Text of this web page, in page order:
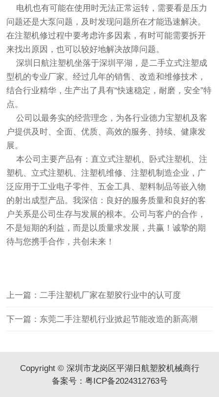
电机也有可能在使用时无法正常运转，需要看是压力
问题还是大泵问题，及时发现问题所在才能迅速解决。
在注塑机修过程中要考虑许多因素，有时可能需要拆开
来找出原因，也可以较好地解决故障问题。
深圳日航注塑机坐落于深圳平湖，是二手立式注塑成
型机的专业厂家。经过几年的销售、改造和维修技术，
结合行业精华，生产出了具有“快速稳定，耐磨，安全”特
点。
公司以最务实的经营理念，为各行业德力宝塑机及客
户提供及时、全面、优质、高效的服务、持续、健康发
展。
本公司主要产品有：直立式注塑机、卧式注塑机、注
塑机、立式注塑机、注塑机维修、注塑机制造企业，广
泛应用于工业电子零件、五金工具、塑料制品等嵌入物
的射出成型产品。我深信：良好的服务质量和良好的客
户关系是公司生存与发展的根本。公司与客户的合作，
不是短期的利益，而是以质量求发展，共赢！诚挚的期
待与您携手合作，共创未来！
上一篇：二手注塑机厂家在塑胶行业中的认可度
下一篇：东莞二手注塑机行业掀起节能改造的新高潮
Copyright © 深圳市龙岗区平湖日航塑胶机械商行
备案号： 粤ICP备2024312763号